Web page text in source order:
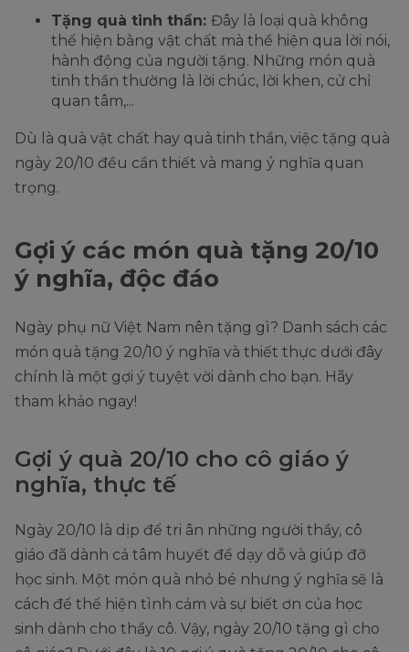
Tặng quà tinh thần: Đây là loại quà không
thể hiện bằng vật chất mà thể hiện qua lời nói,
hành động của người tặng. Những món quà
tinh thần thường là lời chúc, lời khen, cử chỉ
quan tâm,...
Dù là quà vật chất hay quà tinh thần, việc tặng quà
ngày 20/10 đều cần thiết và mang ý nghĩa quan
trọng.
Gợi ý các món quà tặng 20/10
ý nghĩa, độc đáo
Ngày phụ nữ Việt Nam nên tặng gì? Danh sách các
món quà tặng 20/10 ý nghĩa và thiết thực dưới đây
chính là một gợi ý tuyệt vời dành cho bạn. Hãy
tham khảo ngay!
Gợi ý quà 20/10 cho cô giáo ý
nghĩa, thực tế
Ngày 20/10 là dịp để tri ân những người thầy, cô
giáo đã dành cả tâm huyết để dạy dỗ và giúp đỡ
học sinh. Một món quà nhỏ bé nhưng ý nghĩa sẽ là
cách để thể hiện tình cảm và sự biết ơn của học
sinh dành cho thầy cô. Vậy, ngày 20/10 tặng gì cho